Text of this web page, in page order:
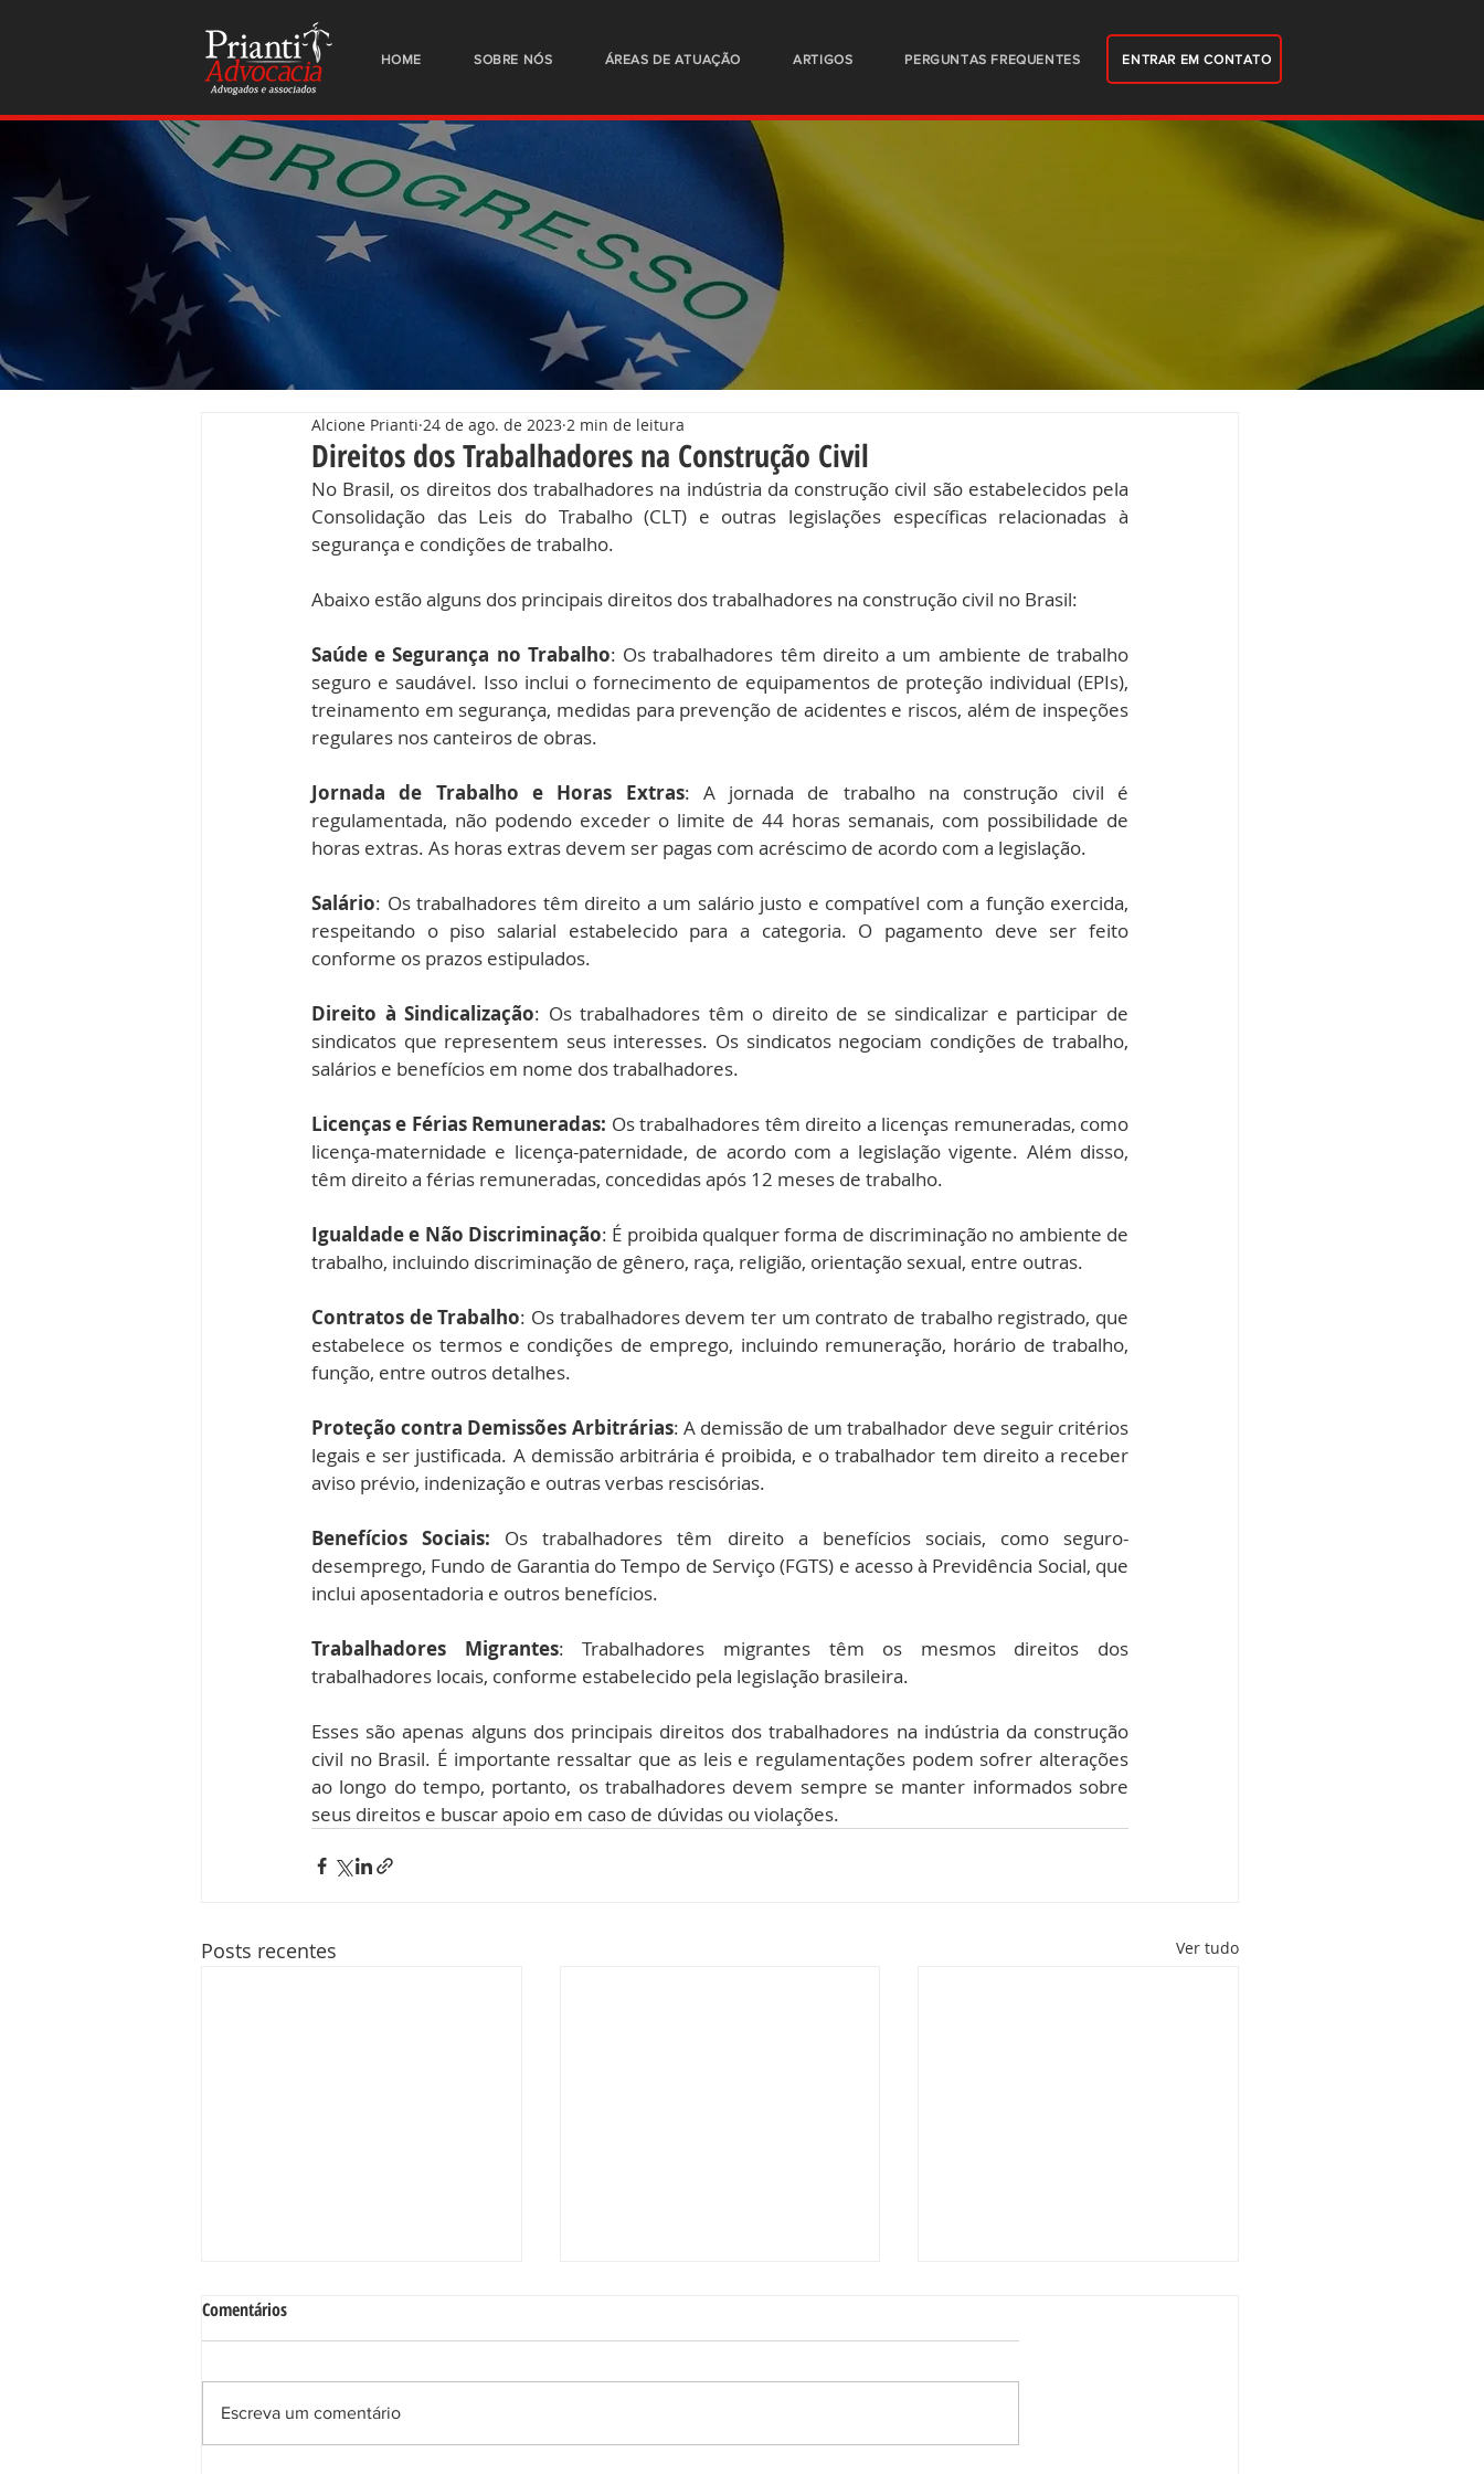
HOME SOBRE NÓS ÁREAS DE ATUAÇÃO ARTIGOS PERGUNTAS FREQUENTES ENTRAR EM CONTATO
Direitos dos Trabalhadores na Construção Civil
Alcione Prianti 24 de ago. de 2023 2 min de leitura
No Brasil, os direitos dos trabalhadores na indústria da construção civil são estabelecidos pela
Consolidação das Leis do Trabalho (CLT) e outras legislações específicas relacionadas à
segurança e condições de trabalho.
Abaixo estão alguns dos principais direitos dos trabalhadores na construção civil no Brasil:
Saúde e Segurança no Trabalho: Os trabalhadores têm direito a um ambiente de trabalho
seguro e saudável. Isso inclui o fornecimento de equipamentos de proteção individual (EPIs),
treinamento em segurança, medidas para prevenção de acidentes e riscos, além de inspeções
regulares nos canteiros de obras.
Jornada de Trabalho e Horas Extras: A jornada de trabalho na construção civil é
regulamentada, não podendo exceder o limite de 44 horas semanais, com possibilidade de
horas extras. As horas extras devem ser pagas com acréscimo de acordo com a legislação.
Salário: Os trabalhadores têm direito a um salário justo e compatível com a função exercida,
respeitando o piso salarial estabelecido para a categoria. O pagamento deve ser feito
conforme os prazos estipulados.
Direito à Sindicalização: Os trabalhadores têm o direito de se sindicalizar e participar de
sindicatos que representem seus interesses. Os sindicatos negociam condições de trabalho,
salários e benefícios em nome dos trabalhadores.
Licenças e Férias Remuneradas: Os trabalhadores têm direito a licenças remuneradas, como
licença-maternidade e licença-paternidade, de acordo com a legislação vigente. Além disso,
têm direito a férias remuneradas, concedidas após 12 meses de trabalho.
Igualdade e Não Discriminação: É proibida qualquer forma de discriminação no ambiente de
trabalho, incluindo discriminação de gênero, raça, religião, orientação sexual, entre outras.
Contratos de Trabalho: Os trabalhadores devem ter um contrato de trabalho registrado, que
estabelece os termos e condições de emprego, incluindo remuneração, horário de trabalho,
função, entre outros detalhes.
Proteção contra Demissões Arbitrárias: A demissão de um trabalhador deve seguir critérios
legais e ser justificada. A demissão arbitrária é proibida, e o trabalhador tem direito a receber
aviso prévio, indenização e outras verbas rescisórias.
Benefícios Sociais: Os trabalhadores têm direito a benefícios sociais, como seguro-
desemprego, Fundo de Garantia do Tempo de Serviço (FGTS) e acesso à Previdência Social, que
inclui aposentadoria e outros benefícios.
Trabalhadores Migrantes: Trabalhadores migrantes têm os mesmos direitos dos
trabalhadores locais, conforme estabelecido pela legislação brasileira.
Esses são apenas alguns dos principais direitos dos trabalhadores na indústria da construção
civil no Brasil. É importante ressaltar que as leis e regulamentações podem sofrer alterações
ao longo do tempo, portanto, os trabalhadores devem sempre se manter informados sobre
seus direitos e buscar apoio em caso de dúvidas ou violações.
Posts recentes Ver tudo
Comentários
Escreva um comentário